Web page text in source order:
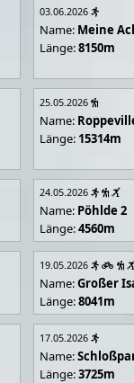
03.06.2026
Name: Meine
Länge:8150m
25.05.2026
Name:
Länge: 15314m
24.05.2026
Name: Pöhlde 2
Länge:4560m
19.05.2026
Name:Großer
Länge:8041m
17.05.2026
Name:
Länge:3725m